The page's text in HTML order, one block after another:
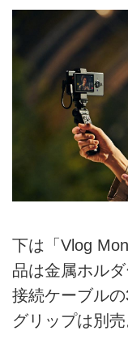
下は「Vlog
品は金属ホル
接続ケーブル
グリップは別売